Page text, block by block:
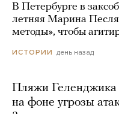
В Петербурге в
летняя Марина
методы», чтобы
ИСТОРИИ день назад
Пляжи Геленджика
на фоне угрозы